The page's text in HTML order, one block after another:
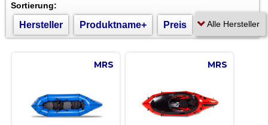
Sortierung:
Hersteller Produktname+ Preis
MRS MRS